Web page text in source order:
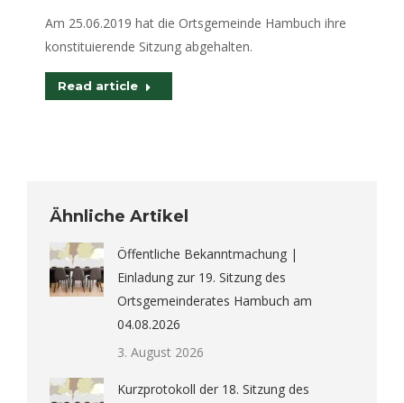
Am 25.06.2019 hat die Ortsgemeinde Hambuch ihre
konstituierende Sitzung abgehalten.
Read article
Ähnliche Artikel
Öffentliche Bekanntmachung |
Einladung zur 19. Sitzung des
Ortsgemeinderates Hambuch am
04.08.2026
3. August 2026
Kurzprotokoll der 18. Sitzung des